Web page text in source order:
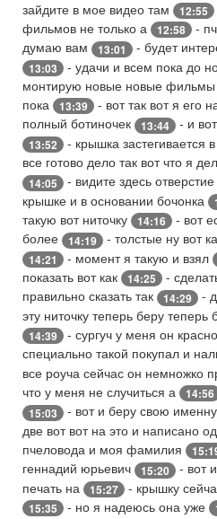
зайдите в мое видео там
12:55
фильмов не только а
12:58
-
думаю вам
13:01 - будет
13:03 - удачи и всем пока до
монтирую новые новые фильмы
пока
13:39 - вот так вот я его
полный ботиночек
13:44 - и
13:52 - крышка застегивается
все готово дело так вот что я
14:05 - видите здесь
крышке и в основании бочонка
такую вот ниточку
14:16
- вот
более
14:19 - толстые ну вот
14:21 - момент я такую и взял
показать вот как
14:25 -
правильно сказать так
14:29 -
эту ниточку теперь беру теперь
14:39 - сургуч у меня он
специально такой покупал и
все роуча сейчас он немножко
что у меня не случиться а
14:56
15:03 - вот и беру свою
две вот вот на это и написано
пчеловода и моя фамилия
геннадий юрьевич
15:20
- вот
печать на
15:27 - крышку
15:35 - но я надеюсь она уже